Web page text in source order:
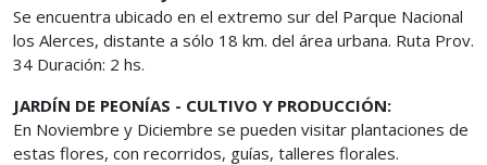
Se encuentra ubicado en el extremo sur del Parque Nacional
los Alerces, distante a sólo 18 km. del área urbana. Ruta Prov.
34 Duración: 2 hs.
JARDÍN DE PEONÍAS - CULTIVO Y PRODUCCIÓN:
En Noviembre y Diciembre se pueden visitar plantaciones de
estas flores, con recorridos, guías, talleres florales.